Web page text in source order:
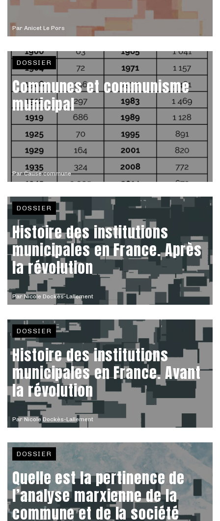
Par Anicet Le Pors
ParCause commune
DOSSIER
Communes et communisme
municipal
Par Nicole Dockès-Lallement
DOSSIER
Histoire des institutions
municipales en France. Après
la révolution
Par Nicole Dockès-Lallement
DOSSIER
Histoire des institutions
municipales en France. Avant
la révolution
DOSSIER
Quelle est la pertinence de
l’analyse marxienne de la
commune et de la société